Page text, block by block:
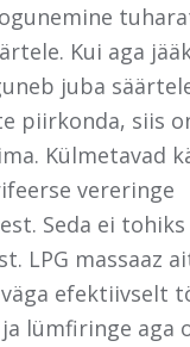
Kui aga
juba
piirkonda, siis
Külmetavad
vereringe
Seda ei
LPG massaaz
efektiivselt
lümfiringe aga